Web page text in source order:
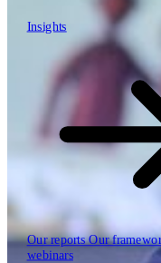
Insights
Our reportsOur
webinars
How we work